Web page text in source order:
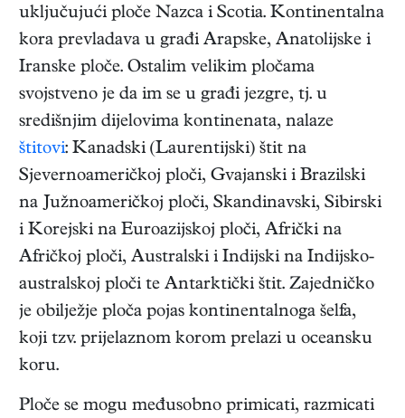
uključujući ploče Nazca i Scotia. Kontinentalna
kora prevladava u građi Arapske, Anatolijske i
Iranske ploče. Ostalim velikim pločama
svojstveno je da im se u građi jezgre, tj. u
središnjim dijelovima kontinenata, nalaze
štitovi: Kanadski (Laurentijski) štit na
Sjevernoameričkoj ploči, Gvajanski i Brazilski
na Južnoameričkoj ploči, Skandinavski, Sibirski
i Korejski na Euroazijskoj ploči, Afrički na
Afričkoj ploči, Australski i Indijski na Indijsko-
australskoj ploči te Antarktički štit. Zajedničko
je obilježje ploča pojas kontinentalnoga šelfa,
koji tzv. prijelaznom korom prelazi u oceansku
koru.
Ploče se mogu međusobno primicati, razmicati